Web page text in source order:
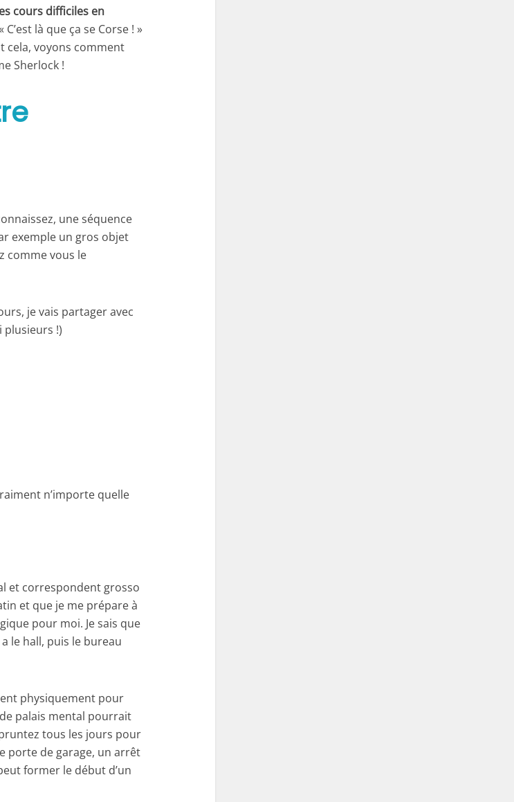
cours difficiles en
là que ça se Corse ! »
cela, voyons comment
Sherlock !
une séquence
exemple un gros objet
comme vous le
je vais partager avec
plusieurs !)
n’importe quelle
et correspondent grosso
et que je me prépare à
pour moi. Je sais que
le hall, puis le bureau
physiquement pour
palais mental pourrait
tous les jours pour
porte de garage, un arrêt
former le début d’un